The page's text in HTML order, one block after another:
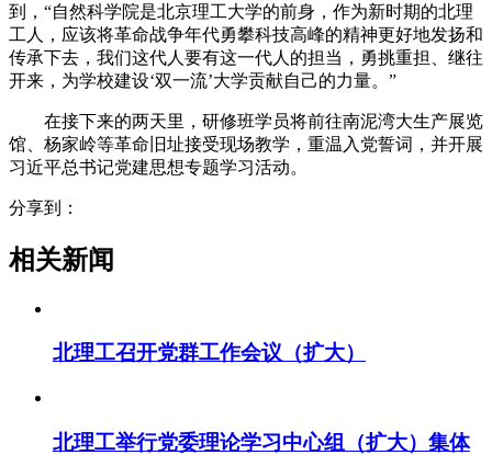
到，“自然科学院是北京理工大学的前身，作为新时期的北理
工人，应该将革命战争年代勇攀科技高峰的精神更好地发扬和
传承下去，我们这代人要有这一代人的担当，勇挑重担、继往
开来，为学校建设‘双一流’大学贡献自己的力量。”
在接下来的两天里，研修班学员将前往南泥湾大生产展览
馆、杨家岭等革命旧址接受现场教学，重温入党誓词，并开展
习近平总书记党建思想专题学习活动。
分享到：
相关新闻
北理工召开党群工作会议（扩大）
北理工举行党委理论学习中心组（扩大）集体